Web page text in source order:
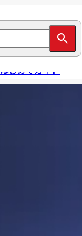
はじめてガイド